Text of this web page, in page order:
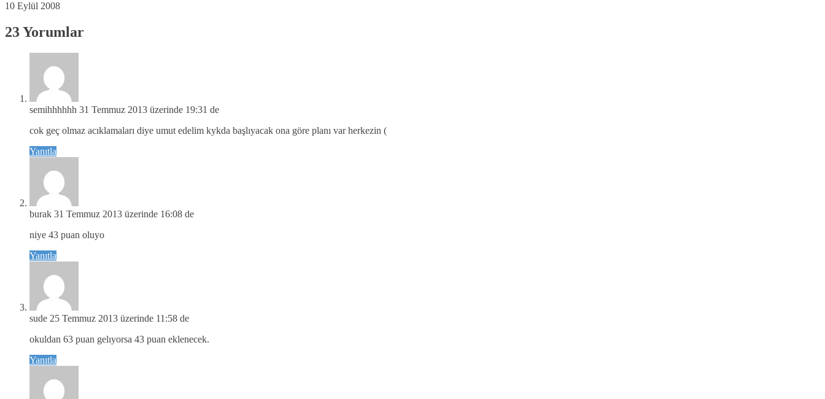
10 Eylül 2008
23 Yorumlar
semihhhhhh 31 Temmuz 2013 üzerinde 19:31 de
cok geç olmaz acıklamaları diye umut edelim kykda başlıyacak ona göre planı var herkezin (
Yanıtla
burak 31 Temmuz 2013 üzerinde 16:08 de
niye 43 puan oluyo
Yanıtla
sude 25 Temmuz 2013 üzerinde 11:58 de
okuldan 63 puan gelıyorsa 43 puan eklenecek.
Yanıtla